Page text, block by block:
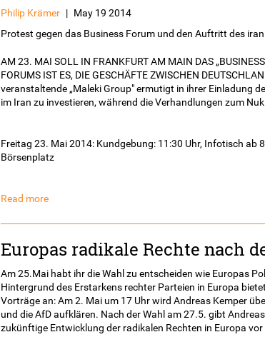
Philip Krämer | May 19 2014
Protest gegen das Business Forum und den Auftritt des
AM 23. MAI SOLL IN FRANKFURT AM MAIN DAS
FORUMS IST ES, DIE GESCHÄFTE ZWISCHEN
veranstaltende „Maleki Group" ermutigt in ihrer Einladung
im Iran zu investieren, während die Verhandlungen zum
Freitag 23. Mai 2014: Kundgebung: 11:30 Uhr, Infotisch ab
Börsenplatz
Read more
Europas radikale Rechte nach
Am 25.Mai habt ihr die Wahl zu entscheiden wie Europas
Hintergrund des Erstarkens rechter Parteien in Europa
Vorträge an: Am 2. Mai um 17 Uhr wird Andreas Kemper
und die AfD aufklären. Nach der Wahl am 27.5. gibt
zukünftige Entwicklung der radikalen Rechten in Europa